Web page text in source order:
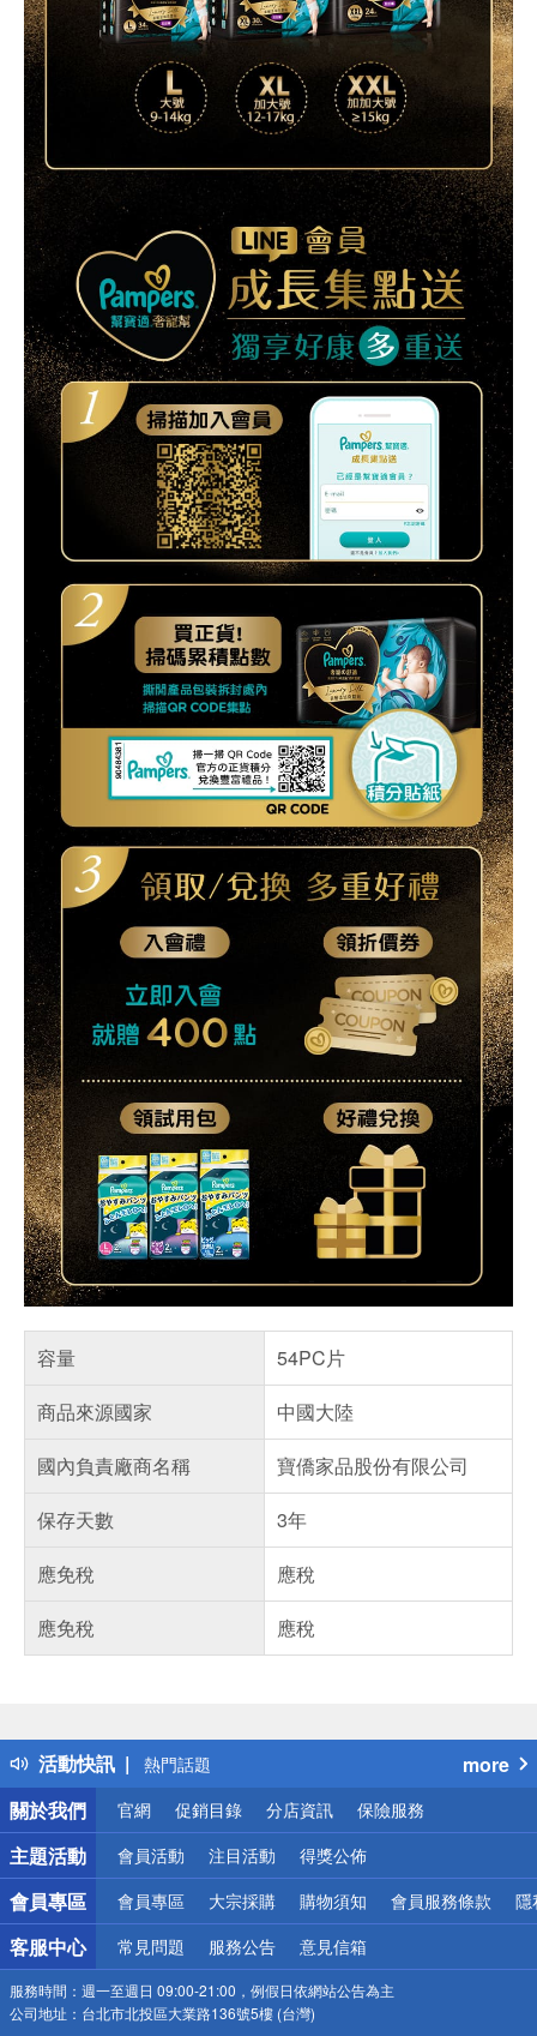
容量
54PC片
商品來源國家
中國大陸
國內負責廠商名稱
寶僑家品股份有限公司
保存天數
3年
應免稅
應稅
應免稅
應稅
活動快訊
得獎公告
熱門話題
銀行優惠
偏遠地區配送
詐騙網頁！請小心！
more
關於我們
官網 促銷目錄 分店資訊 保險服務
主題活動 會員活動 注目活動 得獎公佈
會員專區 會員專區 大宗採購 購物須知 會員服務條款 隱
客服中心 常見問題 服務公告 意見信箱
服務時間： 週一至週日 09:00-21:00，例假日依網站公告為主
公司地址： 台北市北投區大業路136號5樓 (台灣)